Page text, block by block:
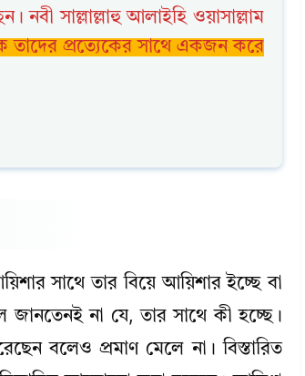
নবী সাল্লাল্লাহু আলাইহি ওয়াসাল্লাম
তাদের প্রত্যেকের সাথে একজন করে
সাথে তার বিয়ে আয়িশার ইচ্ছে বা
জানতেনই না যে, তার সাথে কী হচ্ছে।
বলেও প্রমাণ মেলে না। বিস্তারিত